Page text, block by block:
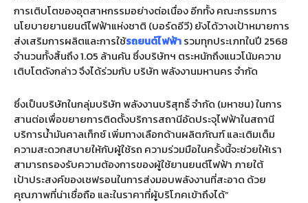
การเติบโตของอุตสาหกรรมอย่างต่อเนื่อง อีกทั้ง คณะกรรมการ
นโยบายยานยนต์ไฟฟ้าแห่งชาติ (บอร์ดอีวี) ยังได้วางเป้าหมายการ
ส่งเสริมการผลิตและการใช้รถยนต์ไฟฟ้ารวมทุกประเภทในปี 2568
จำนวนทั้งสิ้นถึง 1.05 ล้านคัน ซึ่งบริษัทฯ ตระหนักถึงแนวโน้มความ
เติบโตดังกล่าว จึงได้ร่วมกับ บริษัท พลังงานมหานคร จำกัด
ซึ่งเป็นบริษัทในกลุ่มบริษัท พลังงานบริสุทธิ์ จำกัด (มหาชน) ในการ
สานต่อเพื่อขยายการติดตั้งบริการสถานีอัดประจุไฟฟ้าในสถานี
บริการน้ำมันคาลเท็กซ์ เพิ่มทางเลือกด้านผลิตภัณฑ์ และเติมเต็ม
ความสะดวกสบายให้กับผู้ใช้รถ ความร่วมมือในครั้งนี้จะช่วยให้เรา
สามารถรองรับความต้องการของผู้ใช้ยานยนต์ไฟฟ้า ภายใต้
เป้าประสงค์ของเชฟรอนในการส่งมอบพลังงานที่สะอาด ด้วย
คุณภาพที่น่าเชื่อถือ และในราคาที่ผู้บริโภคเข้าถึงได้”